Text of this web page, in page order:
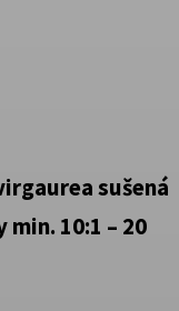
sušená
10:1 – 20